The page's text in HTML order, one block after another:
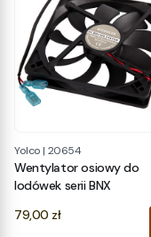
Yolco | 20654
Wentylator osiowy do
lodówek serii BNX
Cena
79,00 zł